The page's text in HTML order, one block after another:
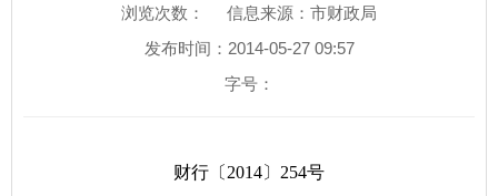
浏览次数：
信息来源：市财政局
发布时间：2014-05-27 09:57
字号：
财行 〔 2014〕 254号